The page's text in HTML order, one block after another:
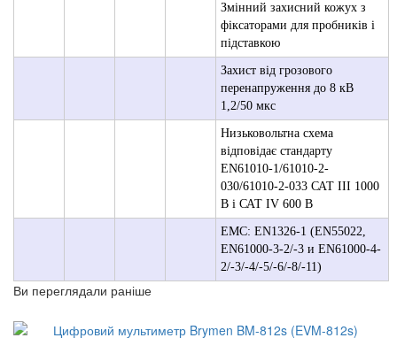
Змінний захисний кожух з
фіксаторами для пробників і
підставкою
Захист від грозового
перенапруження до 8 кВ
1,2/50 мкс
Низьковольтна схема
відповідає стандарту
EN61010-1/61010-2-
030/61010-2-033 САТ III 1000
В і САТ IV 600 В
EМС: EN1326-1 (EN55022,
EN61000-3-2/-3 и EN61000-4-
2/-3/-4/-5/-6/-8/-11)
Ви переглядали раніше